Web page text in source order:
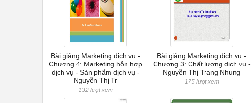
Bài giảng Marketing dịch vụ -
Chương 4: Marketing hỗn hợp
dịch vụ - Sản phẩm dịch vụ -
Nguyễn Thị Tr
132 lượt xem
Bài giảng Marketing dịch vụ -
Chương 3: Chất lượng dịch vụ -
Nguyễn Thị Trang Nhung
175 lượt xem